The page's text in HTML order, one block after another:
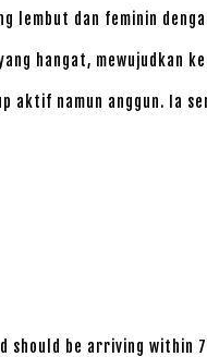
lembut dan feminin
hangat, mewujudkan
aktif namun anggun. Ia
should be arriving